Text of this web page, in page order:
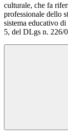
culturale, che fa
professionale dello
sistema educativo
5, del DLgs n. 226/